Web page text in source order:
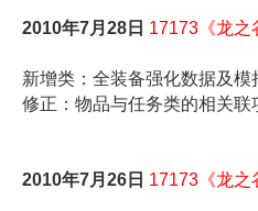
2010年7月28日 17173《龙之
新增类：全装备强化数据及模
修正：物品与任务类的相关联
2010年7月26日 17173《龙之